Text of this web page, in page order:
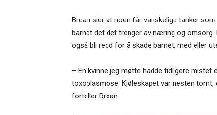
Brean sier at noen får vanskelige tanker
barnet det det trenger av næring og omsorg.
også bli redd for å skade barnet, med eller
– En kvinne jeg møtte hadde tidligere
toxoplasmose. Kjøleskapet var nesten tomt,
forteller Brean.